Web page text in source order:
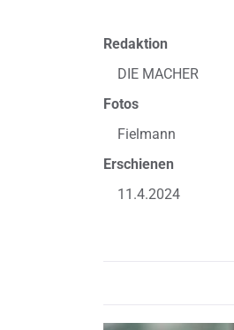
Redaktion
DIE MACHER
Fotos
Fielmann
Erschienen
11.4.2024